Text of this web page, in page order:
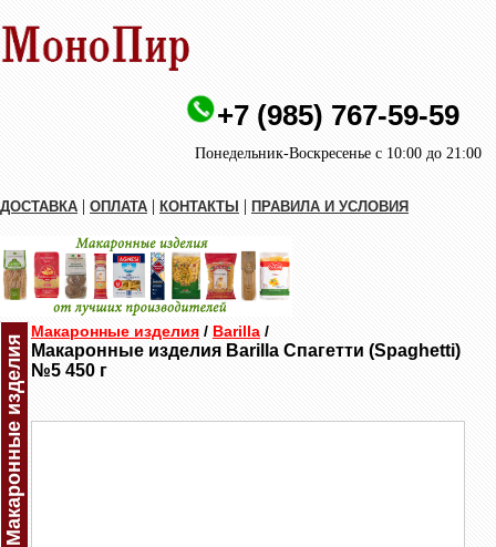
+7 (985) 767-59-59
Понедельник-Воскресенье с 10:00 до 21:00
ДОСТАВКА | ОПЛАТА | КОНТАКТЫ | ПРАВИЛА И УСЛОВИЯ
Макаронные изделия
Макаронные изделия / Barilla /
Макаронные изделия Barilla Спагетти (Spaghetti)
№5 450 г